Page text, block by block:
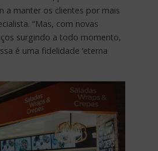
a manter os clientes por mais
“Mas, com novas
surgindo a todo momento,
é uma fidelidade ‘eterna